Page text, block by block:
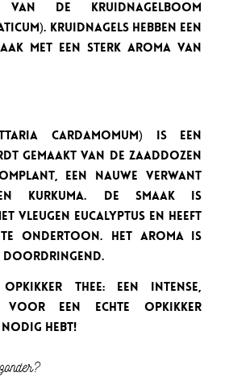
van de kruidnagelboom
Kruidnagels hebben een
met een sterk aroma van
cardamomum) is een
gemaakt van de zaaddozen
een nauwe verwant
kurkuma. De smaak is
vleugen eucalyptus en heeft
ondertoon. Het aroma is
doordringend.
thee: een intense,
voor een echte opkikker
nodig hebt!